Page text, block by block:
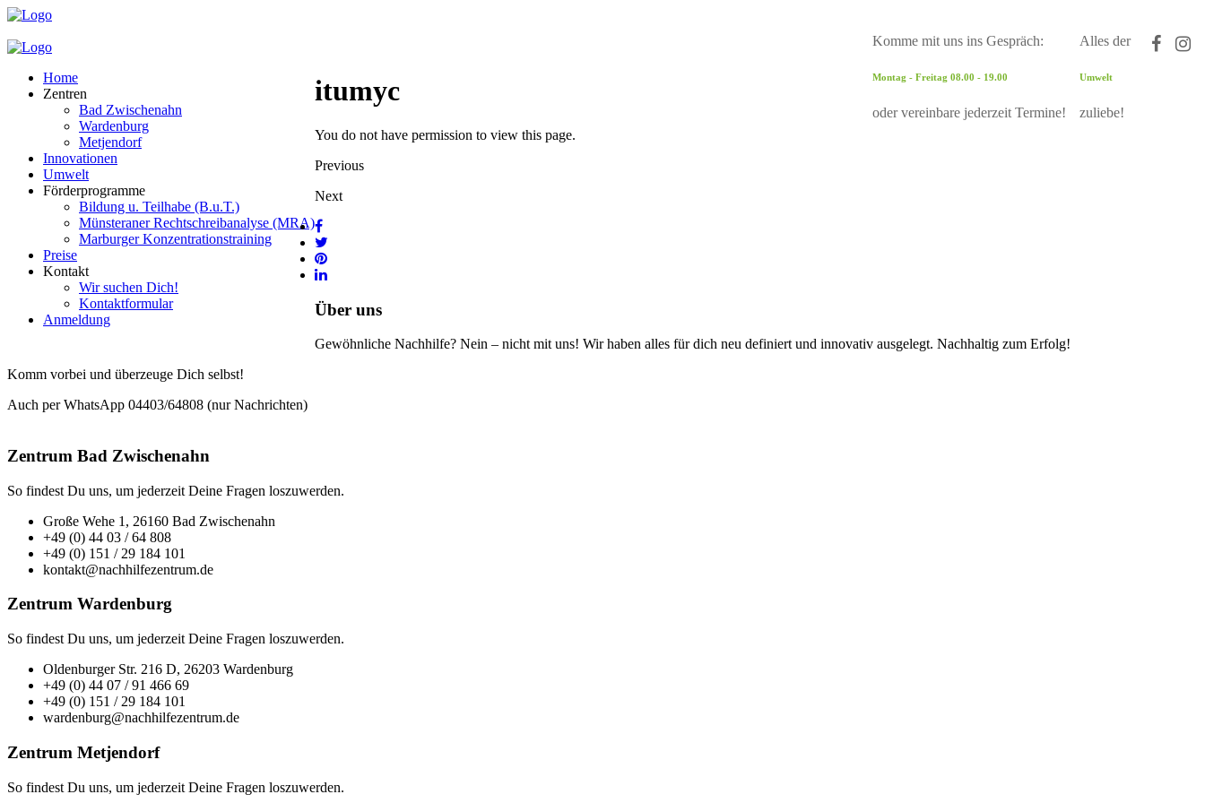
Alles der
Umwelt
zuliebe!
Komme mit uns ins Gespräch:
Montag - Freitag 08.00 - 19.00
oder vereinbare jederzeit Termine!
Home
Zentren
Bad Zwischenahn
Wardenburg
Metjendorf
Innovationen
Umwelt
Förderprogramme
Bildung u. Teilhabe (B.u.T.)
Münsteraner Rechtschreibanalyse (MRA)
Marburger Konzentrationstraining
Preise
Kontakt
Wir suchen Dich!
Kontaktformular
Anmeldung
itumyc
You do not have permission to view this page.
Previous
Next
Über uns
Gewöhnliche Nachhilfe? Nein – nicht mit uns! Wir haben alles für dich neu definiert und innovativ ausgelegt. Nachhaltig zum Erfolg!
Komm vorbei und überzeuge Dich selbst!
Auch per WhatsApp 04403/64808 (nur Nachrichten)
Zentrum Bad Zwischenahn
So findest Du uns, um jederzeit Deine Fragen loszuwerden.
Große Wehe 1, 26160 Bad Zwischenahn
+49 (0) 44 03 / 64 808
+49 (0) 151 / 29 184 101
kontakt@nachhilfezentrum.de
Zentrum Wardenburg
So findest Du uns, um jederzeit Deine Fragen loszuwerden.
Oldenburger Str. 216 D, 26203 Wardenburg
+49 (0) 44 07 / 91 466 69
+49 (0) 151 / 29 184 101
wardenburg@nachhilfezentrum.de
Zentrum Metjendorf
So findest Du uns, um jederzeit Deine Fragen loszuwerden.